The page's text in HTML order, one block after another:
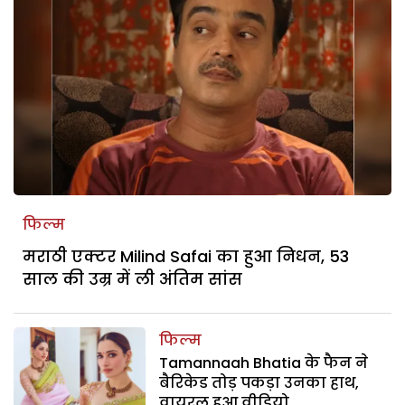
फिल्म
मराठी एक्टर Milind Safai का हुआ निधन, 53
साल की उम्र में ली अंतिम सांस
फिल्म
Tamannaah Bhatia के फैन ने
बैरिकेड तोड़ पकड़ा उनका हाथ,